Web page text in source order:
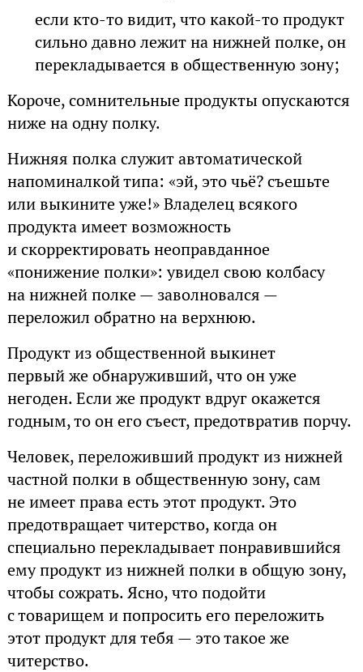
если кто-то видит, что какой-то продукт
сильно давно лежит на нижней полке, он
перекладывается в общественную зону;
Короче, сомнительные продукты опускаются
ниже на одну полку.
Нижняя полка служит автоматической
напоминалкой типа: «эй, это чьё? съешьте
или выкините уже!» Владелец всякого
продукта имеет возможность
и скорректировать неоправданное
«понижение полки»: увидел свою колбасу
на нижней полке — заволновался —
переложил обратно на верхнюю.
Продукт из общественной выкинет
первый же обнаруживший, что он уже
негоден. Если же продукт вдруг окажется
годным, то он его съест, предотвратив порчу.
Человек, переложивший продукт из нижней
частной полки в общественную зону, сам
не имеет права есть этот продукт. Это
предотвращает читерство, когда он
специально перекладывает понравившийся
ему продукт из нижней полки в общую зону,
чтобы сожрать. Ясно, что подойти
с товарищем и попросить его переложить
этот продукт для тебя — это такое же
читерство.